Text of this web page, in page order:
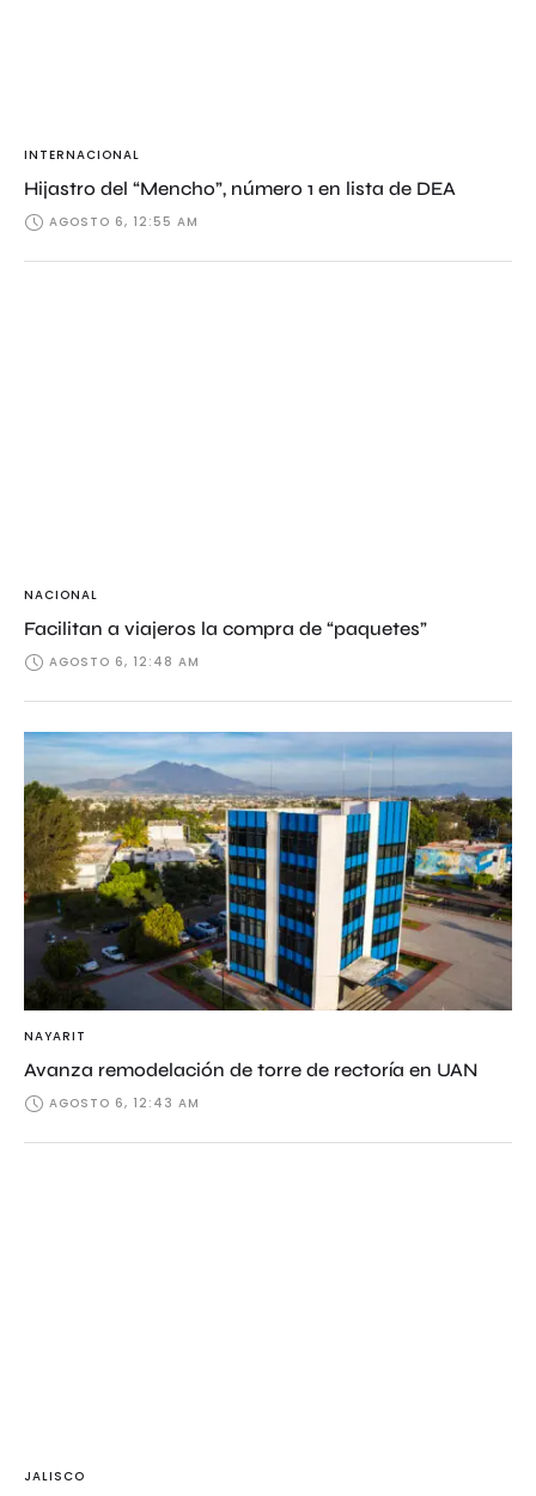
INTERNACIONAL
Hijastro del “Mencho”, número 1 en lista de DEA
AGOSTO 6, 12:55 AM
NACIONAL
Facilitan a viajeros la compra de “paquetes”
AGOSTO 6, 12:48 AM
NAYARIT
Avanza remodelación de torre de rectoría en UAN
AGOSTO 6, 12:43 AM
JALISCO